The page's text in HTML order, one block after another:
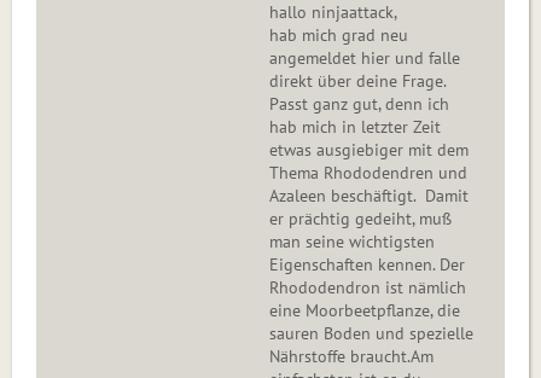
hallo ninjaattack,
hab mich grad neu
angemeldet hier und falle
direkt über deine Frage.
Passt ganz gut, denn ich
hab mich in letzter Zeit
etwas ausgiebiger mit dem
Thema Rhododendren und
Azaleen beschäftigt. Damit
er prächtig gedeiht, muß
man seine wichtigsten
Eigenschaften kennen. Der
Rhododendron ist nämlich
eine Moorbeetpflanze, die
sauren Boden und spezielle
Nährstoffe braucht.Am